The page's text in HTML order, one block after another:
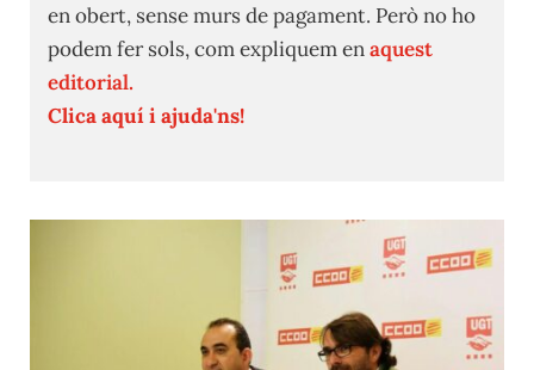
en obert, sense murs de pagament. Però no ho
podem fer sols, com expliquem enaquest
editorial.
Clica aquí i ajuda'ns!